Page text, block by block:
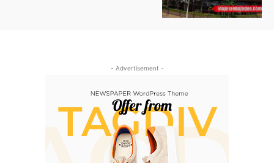
- Advertisement -